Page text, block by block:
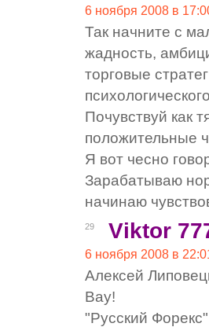
6 ноября 2008 в
Так начните с
жадность,
торговые
Почувствуй как
положительные
Я вот чесно
Зарабатываю
начинаю
29 Viktor
6 ноября 2008 в
Алексей
Вау!
"Русский Форекс"